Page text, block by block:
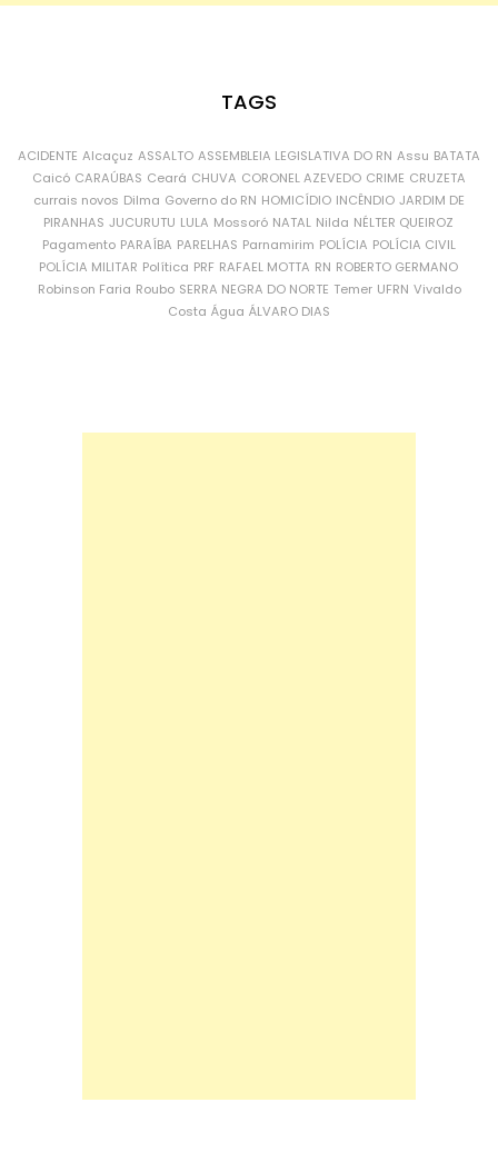
TAGS
ACIDENTE Alcaçuz ASSALTO ASSEMBLEIA LEGISLATIVA DO RN Assu BATATA
Caicó CARAÚBAS Ceará CHUVA CORONEL AZEVEDO CRIME CRUZETA
currais novos Dilma Governo do RN HOMICÍDIO INCÊNDIO JARDIM DE
PIRANHAS JUCURUTU LULA Mossoró NATAL Nilda NÉLTER QUEIROZ
Pagamento PARAÍBA PARELHAS Parnamirim POLÍCIA POLÍCIA CIVIL
POLÍCIA MILITAR Política PRF RAFAEL MOTTA RN ROBERTO GERMANO
Robinson Faria Roubo SERRA NEGRA DO NORTE Temer UFRN Vivaldo
Costa Água ÁLVARO DIAS